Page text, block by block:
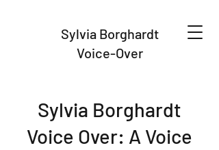
Sylvia Borghardt
Voice-Over
Sylvia Borghardt
Voice Over: A Voice